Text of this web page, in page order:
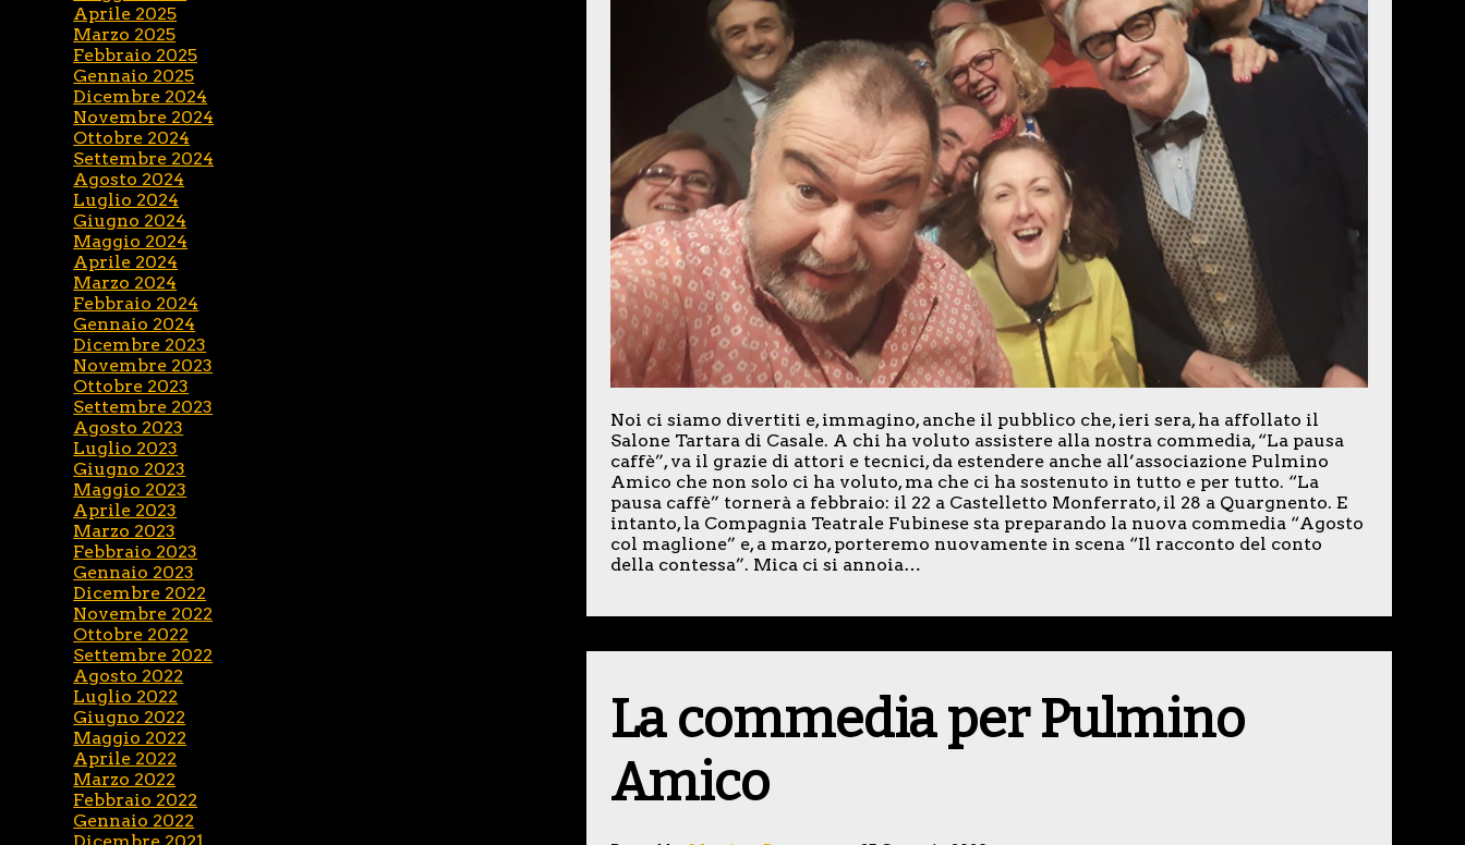
Noi ci siamo divertiti e, immagino, anche il pubblico che, ieri sera, ha affollato il
Salone Tartara di Casale. A chi ha voluto assistere alla nostra commedia, “La pausa
caffè”, va il grazie di attori e tecnici, da estendere anche all’associazione Pulmino
Amico che non solo ci ha voluto, ma che ci ha sostenuto in tutto e per tutto. “La
pausa caffè” tornerà a febbraio: il 22 a Castelletto Monferrato, il 28 a Quargnento. E
intanto, la Compagnia Teatrale Fubinese sta preparando la nuova commedia “Agosto
col maglione” e, a marzo, porteremo nuovamente in scena “Il racconto del conto
della contessa”. Mica ci si annoia…
La commedia per Pulmino
Amico
Aprile 2025
Marzo 2025
Febbraio 2025
Gennaio 2025
Dicembre 2024
Novembre 2024
Ottobre 2024
Settembre 2024
Agosto 2024
Luglio 2024
Giugno 2024
Maggio 2024
Aprile 2024
Marzo 2024
Febbraio 2024
Gennaio 2024
Dicembre 2023
Novembre 2023
Ottobre 2023
Settembre 2023
Agosto 2023
Luglio 2023
Giugno 2023
Maggio 2023
Aprile 2023
Marzo 2023
Febbraio 2023
Gennaio 2023
Dicembre 2022
Novembre 2022
Ottobre 2022
Settembre 2022
Agosto 2022
Luglio 2022
Giugno 2022
Maggio 2022
Aprile 2022
Marzo 2022
Febbraio 2022
Gennaio 2022